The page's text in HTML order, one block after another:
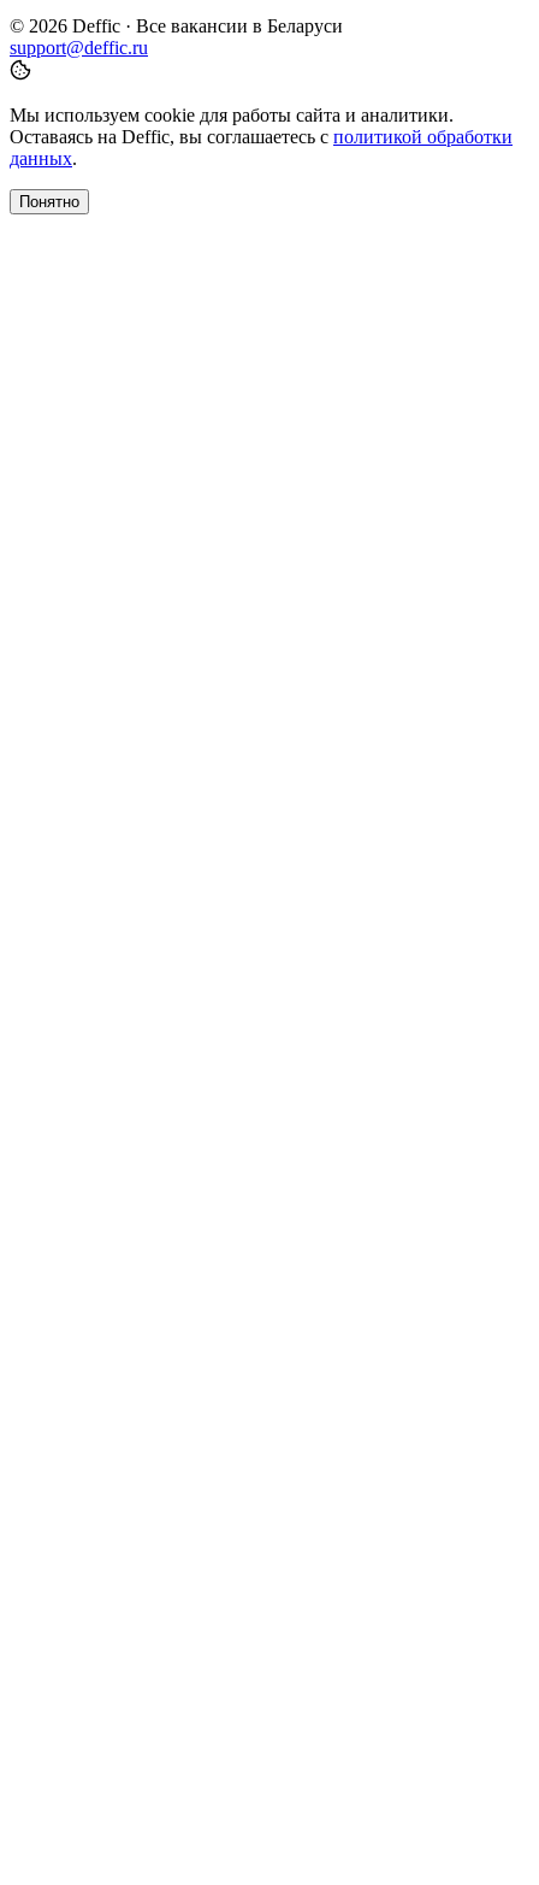
© 2026 Deffic · Все вакансии в Беларуси
support@deffic.ru
Мы используем cookie для работы сайта и аналитики.
Оставаясь на Deffic, вы соглашаетесь с политикой обработки
данных.
Понятно